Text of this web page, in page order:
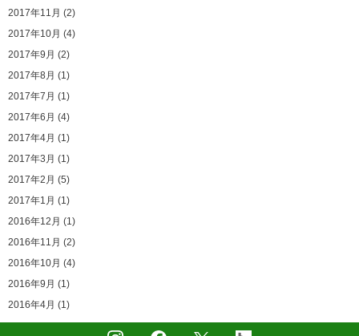
2017年11月 (2)
2017年10月 (4)
2017年9月 (2)
2017年8月 (1)
2017年7月 (1)
2017年6月 (4)
2017年4月 (1)
2017年3月 (1)
2017年2月 (5)
2017年1月 (1)
2016年12月 (1)
2016年11月 (2)
2016年10月 (4)
2016年9月 (1)
2016年4月 (1)